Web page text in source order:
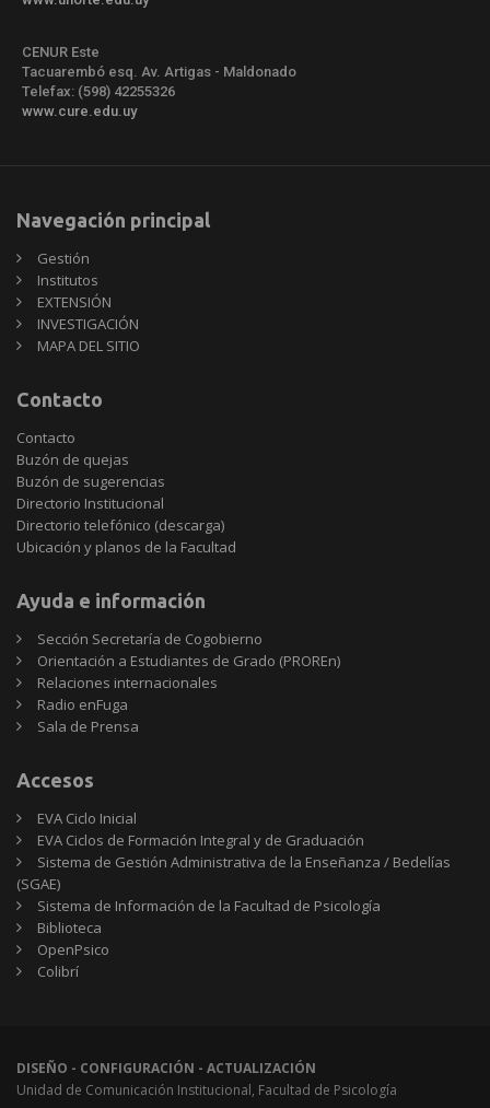
CENUR Este
Tacuarembó esq. Av. Artigas - Maldonado
Telefax: (598) 42255326
www.cure.edu.uy
Navegación principal
Gestión
Institutos
EXTENSIÓN
INVESTIGACIÓN
MAPA DEL SITIO
Contacto
Contacto
Buzón de quejas
Buzón de sugerencias
Directorio Institucional
Directorio telefónico (descarga)
Ubicación y planos de la Facultad
Ayuda e información
Sección Secretaría de Cogobierno
Orientación a Estudiantes de Grado (PROREn)
Relaciones internacionales
Radio enFuga
Sala de Prensa
Accesos
EVA Ciclo Inicial
EVA Ciclos de Formación Integral y de Graduación
Sistema de Gestión Administrativa de la Enseñanza / Bedelías
(SGAE)
Sistema de Información de la Facultad de Psicología
Biblioteca
OpenPsico
Colibrí
DISEÑO - CONFIGURACIÓN - ACTUALIZACIÓN
Unidad de Comunicación Institucional, Facultad de Psicología